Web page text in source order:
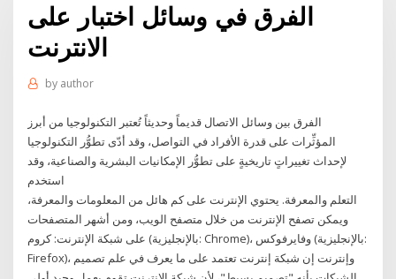
الفرق في وسائل اختبار على
الانترنت
by author
الفرق بين وسائل الاتصال قديماً وحديثاً تُعتبر التكنولوجيا من أبرز
المؤثِّرات على قدرة الأفراد في التواصل، وقد أدّى تطوُّر التكنولوجيا
لإحداث تغييراتٍ تاريخيةٍ على تطوُّر الإمكانيات البشرية والصناعية، وقد
استخدم
التعلم والمعرفة. يحتوي الإنترنت على كم هائل من المعلومات والمعرفة،
ويمكن تصفح الإنترنت من خلال متصفح الويب، ومن أشهر المتصفحات
على شبكة الإنترنت: كروم (بالإنجليزية: Chrome)، وفايرفوكس (بالإنجليزية:
Firefox)، وإنترنت إن شبكة إنترنت تعتمد على ما يعرف في علم تصميم